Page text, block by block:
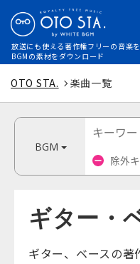
放送にも使える著作権フリーの音楽
BGMの素材をダウンロード
OTO STA. 楽曲一覧
BGM
ギター・
ギター、ベースの著